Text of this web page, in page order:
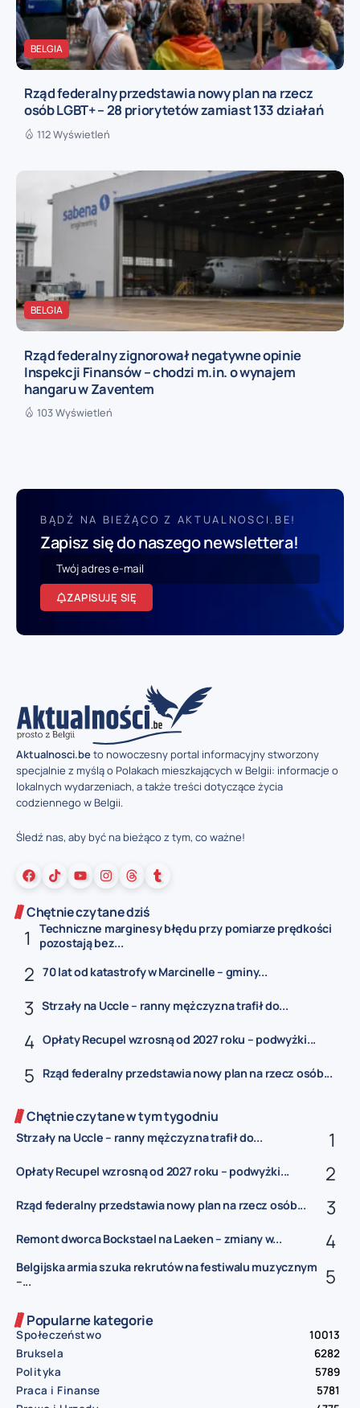
BELGIA
Rząd federalny przedstawia nowy plan na rzecz
osób LGBT+ – 28 priorytetów zamiast 133 działań
112 Wyświetleń
BELGIA
Rząd federalny zignorował negatywne opinie
Inspekcji Finansów – chodzi m.in. o wynajem
hangaru w Zaventem
103 Wyświetleń
BĄDŹ NA BIEŻĄCO Z AKTUALNOSCI.BE!
Zapisz się do naszego newslettera!
ZAPISUJĘ SIĘ
Aktualnosci.beto nowoczesny portal informacyjny stworzony
specjalnie z myślą o Polakach mieszkających w Belgii: informacje o
lokalnych wydarzeniach, a także treści dotyczące życia
codziennego w Belgii.
Śledź nas, aby być na bieżąco z tym, co ważne!
Chętnie czytane dziś
Techniczne marginesy błędu przy pomiarze prędkości
pozostają bez...
70 lat od katastrofy w Marcinelle – gminy...
Strzały na Uccle – ranny mężczyzna trafił do...
Opłaty Recupel wzrosną od 2027 roku – podwyżki...
Rząd federalny przedstawia nowy plan na rzecz osób...
Chętnie czytane w tym tygodniu
Strzały na Uccle – ranny mężczyzna trafił do...
Opłaty Recupel wzrosną od 2027 roku – podwyżki...
Rząd federalny przedstawia nowy plan na rzecz osób...
Remont dworca Bockstael na Laeken – zmiany w...
Belgijska armia szuka rekrutów na festiwalu muzycznym
–...
Popularne kategorie
Społeczeństwo
10013
Bruksela
6282
Polityka
5789
Praca i Finanse
5781